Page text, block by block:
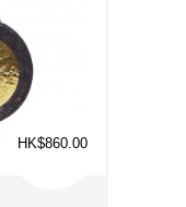
HK$860.00